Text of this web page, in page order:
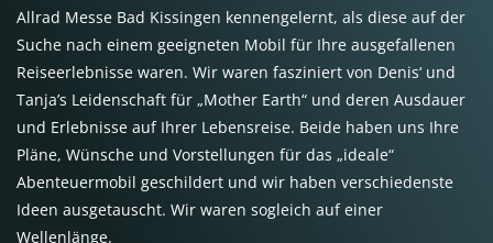
Allrad Messe Bad Kissingen kennengelernt, als diese auf der
Suche nach einem geeigneten Mobil für Ihre ausgefallenen
Reiseerlebnisse waren. Wir waren fasziniert von Denis‘ und
Tanja’s Leidenschaft für „Mother Earth“ und deren Ausdauer
und Erlebnisse auf Ihrer Lebensreise. Beide haben uns Ihre
Pläne, Wünsche und Vorstellungen für das „ideale“
Abenteuermobil geschildert und wir haben verschiedenste
Ideen ausgetauscht. Wir waren sogleich auf einer
Wellenlänge.